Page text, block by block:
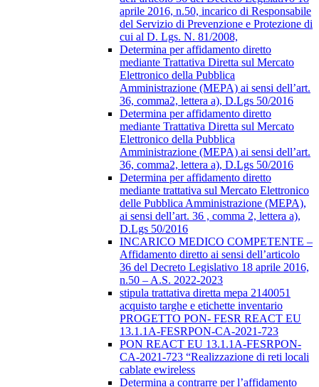
aprile 2016, n.50, incarico di Responsabile
del Servizio di Prevenzione e Protezione di
cui al D. Lgs. N. 81/2008,
Determina per affidamento diretto
mediante Trattativa Diretta sul Mercato
Elettronico della Pubblica
Amministrazione (MEPA) ai sensi dell’art.
36, comma2, lettera a), D.Lgs 50/2016
Determina per affidamento diretto
mediante Trattativa Diretta sul Mercato
Elettronico della Pubblica
Amministrazione (MEPA) ai sensi dell’art.
36, comma2, lettera a), D.Lgs 50/2016
Determina per affidamento diretto
mediante trattativa sul Mercato Elettronico
delle Pubblica Amministrazione (MEPA),
ai sensi dell’art. 36 , comma 2, lettera a),
D.Lgs 50/2016
INCARICO MEDICO COMPETENTE –
Affidamento diretto ai sensi dell’articolo
36 del Decreto Legislativo 18 aprile 2016,
n.50 – A.S. 2022-2023
stipula trattativa diretta mepa 2140051
acquisto targhe e etichette inventario
PROGETTO PON- FESR REACT EU
13.1.1A-FESRPON-CA-2021-723
PON REACT EU 13.1.1A-FESRPON-
CA-2021-723 “Realizzazione di reti locali
cablate ewireless
Determina a contrarre per l’affidamento